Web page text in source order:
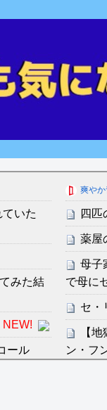
ていた
みた結
NEW!
ール
爽や
四匹
薬屋
母子
で母に
セ・
【
ン・フ